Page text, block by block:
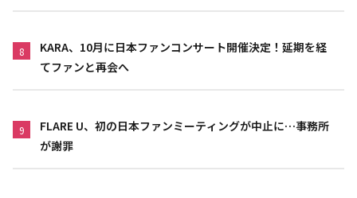
8
KARA、10月に日本ファンコンサート開催決定！延期を経
てファンと再会へ
9
FLARE U、初の日本ファンミーティングが中止に…事務所
が謝罪